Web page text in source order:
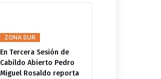
ZONA SUR
En Tercera Sesión de
Cabildo Abierto Pedro
Miguel Rosaldo reporta